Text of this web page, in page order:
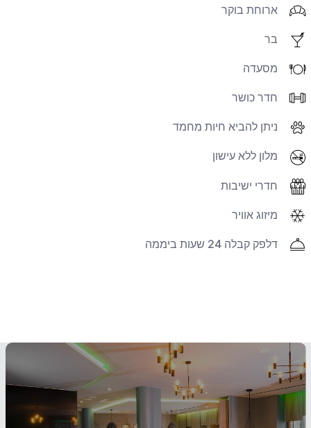
ארוחת בוקר
בר
מסעדה
חדר כושר
ניתן להביא חיות מחמד
מלון ללא עישון
חדרי ישיבות
מיזוג אוויר
דלפק קבלה 24 שעות ביממה